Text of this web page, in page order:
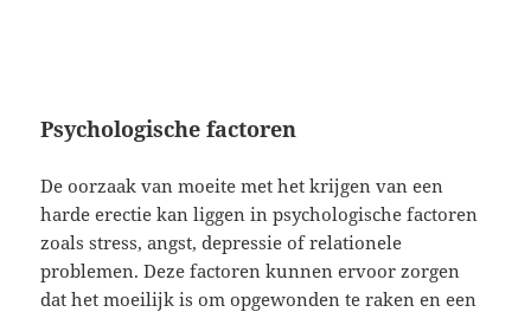
Psychologische factoren
De oorzaak van moeite met het krijgen van een
harde erectie kan liggen in psychologische factoren
zoals stress, angst, depressie of relationele
problemen. Deze factoren kunnen ervoor zorgen
dat het moeilijk is om opgewonden te raken en een